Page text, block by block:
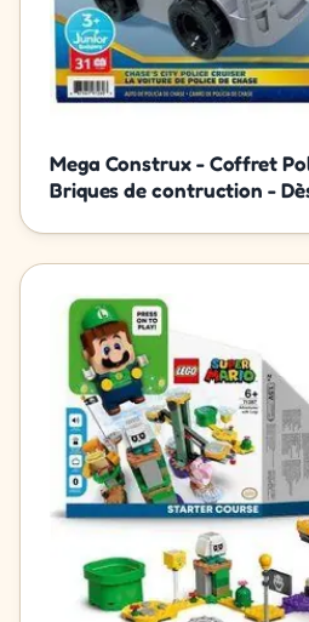
Mega Construx - Coffret
Briques de contruction -